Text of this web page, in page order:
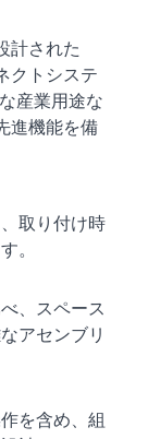
計された
クトシステ
産業用途な
進機能を備
取り付け時
。
、スペース
アセンブリ
を含め、組